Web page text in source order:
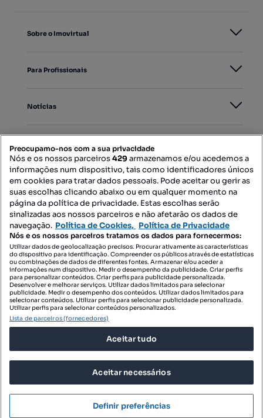
Sobre o Imovirtual
Para Profissionais
Notícias
Mapa do Site
Contacte-nos
SIGA-NOS:
DESCARREGAR NA:
© 2026 Imovirtual.com, OLX Portugal, S.A.
TERMOS DE UTILIZAÇÃO
POLÍTICA DE PRIVACIDADE
Preocupamo-nos com a sua privacidade
Nós e os nossos parceiros429armazenamos e/ou acedemos a
informações num dispositivo, tais como identificadores únicos
em cookies para tratar dados pessoais. Pode aceitar ou gerir as
suas escolhas clicando abaixo ou em qualquer momento na
página da política de privacidade. Estas escolhas serão
sinalizadas aos nossos parceiros e não afetarão os dados de
navegação. Política de Cookies, Política de Privacidade
Nós e os nossos parceiros tratamos os dados para fornecermos:
Utilizar dados de geolocalização precisos. Procurar ativamente as características
do dispositivo para identificação. Compreender os públicos através de estatísticas
ou combinações de dados de diferentes fontes. Armazenar e/ou aceder a
informações num dispositivo. Medir o desempenho da publicidade. Criar perfis
para personalizar conteúdos. Criar perfis para publicidade personalizada.
Desenvolver e melhorar serviços. Utilizar dados limitados para selecionar
publicidade. Medir o desempenho dos conteúdos. Utilizar dados limitados para
selecionar conteúdos. Utilizar perfis para selecionar publicidade personalizada.
Utilizar perfis para selecionar conteúdos personalizados.
Lista de parceiros (fornecedores)
Aceitar tudo
Aceitar necessários
Definir preferências